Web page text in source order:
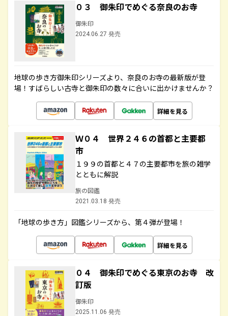
０３ 御朱印でめぐる奈良のお寺
御朱印
2024.06.27 発売
地球の歩き方御朱印シリーズより、奈良のお寺の最新版が登
場！すばらしい古寺と御朱印の数々に合いに出かけませんか？
詳細を見る
Ｗ０４ 世界２４６の首都と主要都
市
１９９の首都と４７の主要都市を旅の雑学
とともに解説
旅の図鑑
2021.03.18 発売
「地球の歩き方」図鑑シリーズから、第４弾が登場！
詳細を見る
０４ 御朱印でめぐる東京のお寺 改
訂版
御朱印
2025.11.06 発売